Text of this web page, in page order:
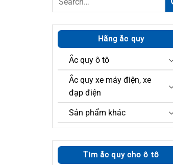
Hãng ắc quy
Ắc quy ô tô
Ắc quy xe máy điện, xe
đạp điện
Sản phẩm khác
Tim ắc quy cho ô tô